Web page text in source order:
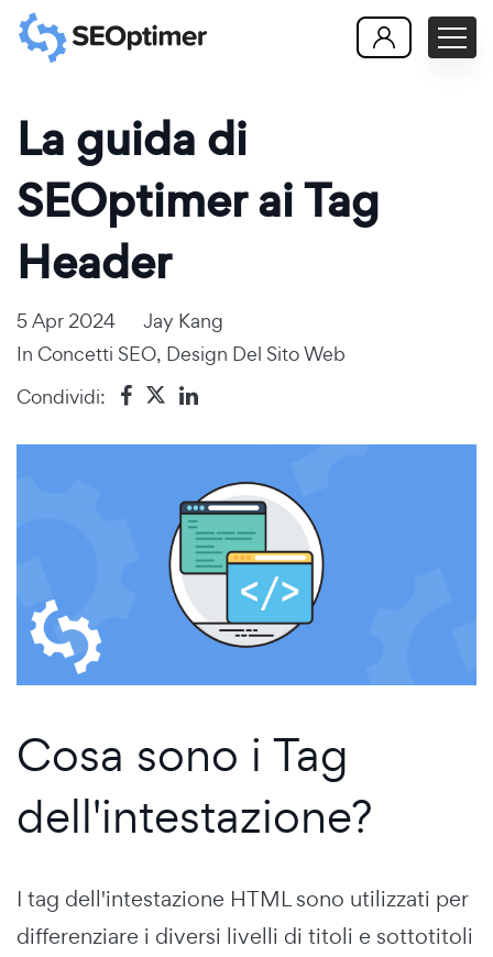
La guida di
SEOptimer ai Tag
Header
5 Apr 2024
Jay Kang
In Concetti SEO, Design Del Sito Web
Condividi:
Cosa sono i Tag
dell'intestazione?
I tag dell'intestazione HTML sono utilizzati per
differenziare i diversi livelli di titoli e sottotitoli